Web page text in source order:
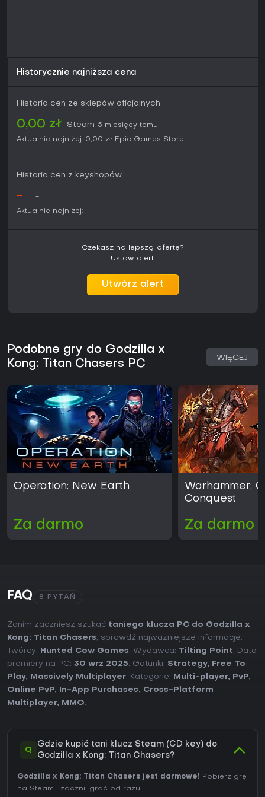
Historycznie najniższa cena
Historia cen ze sklepów oficjalnych
0,00 zł Steam 5 miesięcy temu
Aktualnie najniżej: 0,00 zł Epic Games Store
Historia cen z keyshopów
- - -
Aktualnie najniżej: - -
Czekasz na lepszą ofertę?
Ustaw alert.
Utwórz alert
Podobne gry do Godzilla x
Kong: Titan Chasers PC
WIĘCEJ
Operation: New Earth
Za darmo
Warhammer:
Conquest
Za darmo
FAQ 8 PYTAŃ
Zanim zaczniesz szukać taniego klucza PC do Godzilla x
Kong: Titan Chasers, sprawdź najważniejsze informacje.
Twórcy:
Hunted Cow Games. Wydawca: Tilting Point. Data
premiery na PC: 30 wrz 2025. Gatunki: Strategy,
Free To
Play, Massively Multiplayer. Kategorie: Multi-player, PvP,
Online PvP, In-App Purchases, Cross-Platform
Multiplayer, MMO.
Q
Gdzie kupić tani klucz Steam (CD key) do
Godzilla x Kong: Titan Chasers?
Godzilla x Kong: Titan Chasers jest darmowe! Pobierz grę
na Steam i zacznij grać od razu.